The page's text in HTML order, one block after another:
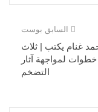
السابق بوست
غنام يكتب | ثلاث
خطوات لمواجهة آثار
التضخم